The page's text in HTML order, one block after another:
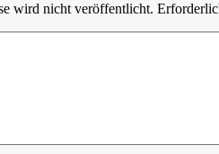
wird nicht veröffentlicht.